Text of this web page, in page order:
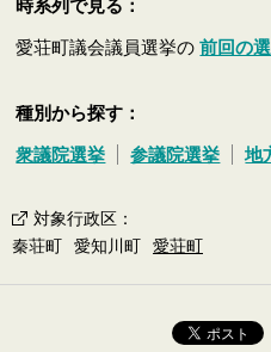
時系列で見る：
愛荘町議会議員選挙の前回の
種別から探す：
衆議院選挙 参議院選挙 地
対象行政区 ：
秦荘町
愛知川町 愛荘町